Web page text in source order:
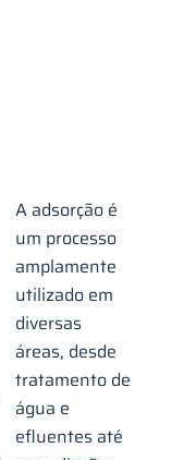
A adsorção é
um processo
amplamente
utilizado em
diversas
áreas, desde
tratamento de
água e
efluentes até